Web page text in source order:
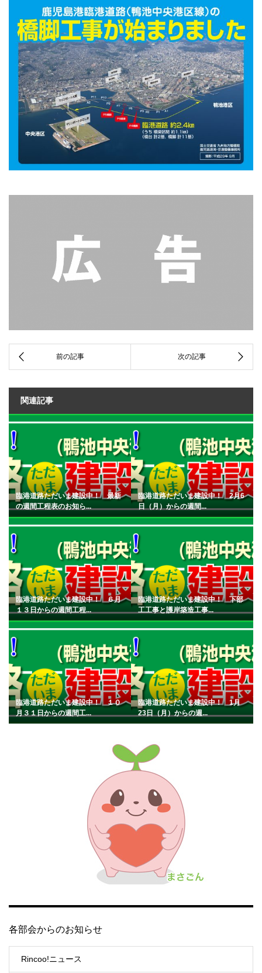
関連記事
臨港道路ただいま建設中！ 最新
の週間工程表のお知ら...
臨港道路ただいま建設中！ 2月6
日（月）からの週間...
臨港道路ただいま建設中！ ６月
１３日からの週間工程...
臨港道路ただいま建設中！ 下部
工工事と護岸築造工事...
臨港道路ただいま建設中！ １０
月３１日からの週間工...
臨港道路ただいま建設中！ 1月
23日（月）からの週...
各部会からのお知らせ
Rincoo!ニュース